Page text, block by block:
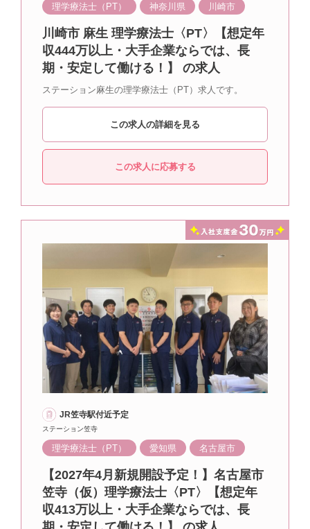
理学療法士（PT） 神奈川県 川崎市
川崎市 麻生 理学療法士〈PT〉【想定年
収444万以上・大手企業ならでは、長
期・安定して働ける！】 の求人
ステーション麻生の理学療法士（PT）求人です。
この求人の詳細を見る
この求人に応募する
JR笠寺駅付近予定
ステーション笠寺
理学療法士（PT） 愛知県 名古屋市
【2027年4月新規開設予定！】名古屋市
笠寺（仮）理学療法士〈PT〉【想定年
収413万以上・大手企業ならでは、長